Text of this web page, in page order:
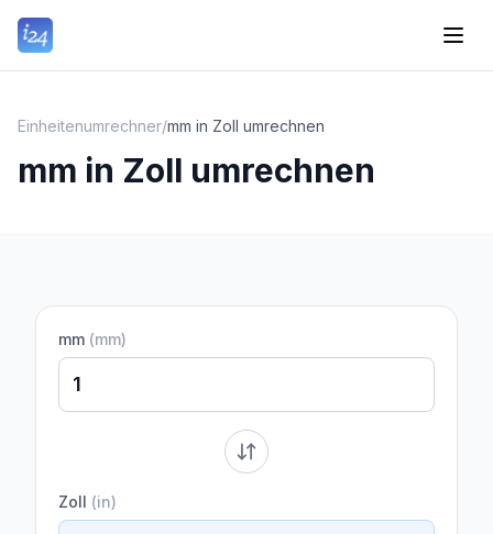
Einheitenumrechner/mm in Zoll umrechnen
mm in Zoll umrechnen
mm (mm)
Zoll (in)